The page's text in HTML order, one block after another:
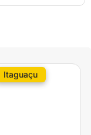
Itaguaçu